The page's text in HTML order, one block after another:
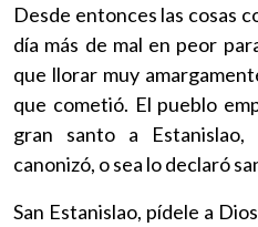
Desde entonces las cosas
día más de mal en peor
que llorar muy
que cometió. El pueblo
gran santo a
canonizó, o sea lo declaró
San Estanislao, pídele a